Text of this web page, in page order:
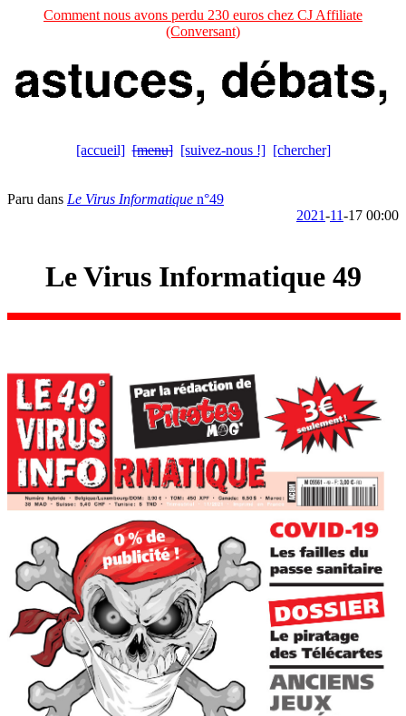
Comment nous avons perdu 230 euros chez CJ Affiliate
(Conversant)
[accueil] [menu] [suivez-nous !] [chercher]
Paru dans Le Virus Informatique n°49
2021-11-17 00:00
Le Virus Informatique 49